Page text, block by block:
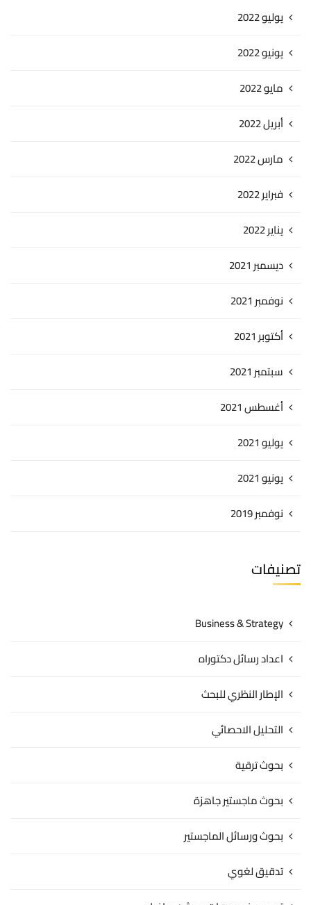
يوليو 2022
يونيو 2022
مايو 2022
أبريل 2022
مارس 2022
فبراير 2022
يناير 2022
ديسمبر 2021
نوفمبر 2021
أكتوبر 2021
سبتمبر 2021
أغسطس 2021
يوليو 2021
يونيو 2021
نوفمبر 2019
تصنيفات
Business & Strategy
اعداد رسائل دكتوراه
الإطار النظري للبحث
التحليل الاحصائي
بحوث ترقية
بحوث ماجستير جاهزة
بحوث ورسائل الماجستير
تدقيق لغوي